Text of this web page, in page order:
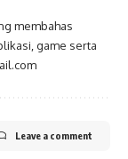
membahas
game serta
Leave a comment